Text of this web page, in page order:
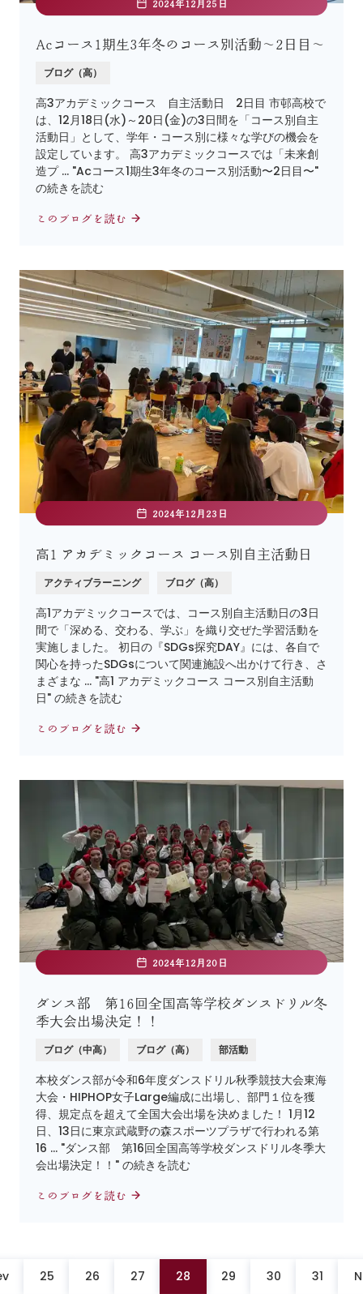
2024年12月25日
Acコース1期生3年冬のコース別活動〜2日目〜
ブログ（高）
高3アカデミックコース 自主活動日 2日目 市邨高校で
は、12月18日(水)～20日(金)の3日間を「コース別自主
活動日」として、学年・コース別に様々な学びの機会を
設定しています。 高3アカデミックコースでは「未来創
造プ … "Acコース1期生3年冬のコース別活動〜2日目〜"
の続きを読む
このブログを読む
2024年12月23日
高1 アカデミックコース コース別自主活動日
アクティブラーニング ブログ（高）
高1アカデミックコースでは、コース別自主活動日の3日
間で「深める、交わる、学ぶ」を織り交ぜた学習活動を
実施しました。 初日の『SDGs探究DAY』には、各自で
関心を持ったSDGsについて関連施設へ出かけて行き、さ
まざまな … "高1 アカデミックコース コース別自主活動
日" の続きを読む
このブログを読む
2024年12月20日
ダンス部 第16回全国高等学校ダンスドリル冬
季大会出場決定！！
ブログ（中高） ブログ（高） 部活動
本校ダンス部が令和6年度ダンスドリル秋季競技大会東海
大会・HIPHOP女子Large編成に出場し、部門１位を獲
得、規定点を超えて全国大会出場を決めました！ 1月12
日、13日に東京武蔵野の森スポーツプラザで行われる第
16 … "ダンス部 第16回全国高等学校ダンスドリル冬季大
会出場決定！！" の続きを読む
このブログを読む
25 26 27 28 29 30 31